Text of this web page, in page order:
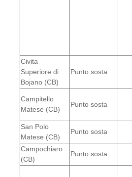
Civita
Superiore di
Bojano (CB)
Punto sosta
Campitello
Matese (CB)
Punto sosta
San Polo
Matese (CB)
Punto sosta
Campochiaro
(CB)
Punto sosta